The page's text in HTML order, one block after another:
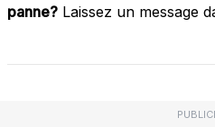
panne? Laissez un message